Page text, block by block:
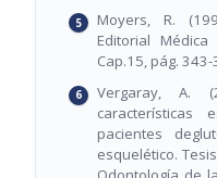
Moyers, R.
Editorial Médica
Cap.15, pág.
Vergaray, A.
características
pacientes
esquelético.